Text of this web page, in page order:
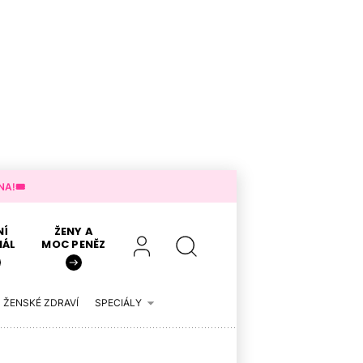
ŽENY A
MOC PENĚZ
ŽENSKÉ ZDRAVÍ SPECIÁLY